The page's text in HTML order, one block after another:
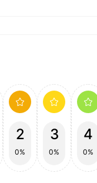
2
0%
3
0%
4
0%